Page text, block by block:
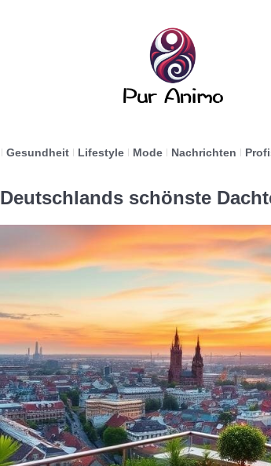
Gesundheit Lifestyle Mode Nachrichten
Deutschlands schönste